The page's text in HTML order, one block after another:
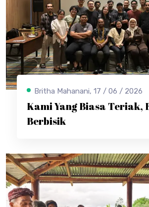
Britha Mahanani, 17 / 06 / 2026
Kami Yang Biasa Teriak,
Berbisik